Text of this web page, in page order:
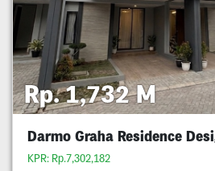
Rp. 1,732 M
Darmo Graha Residence
KPR: Rp.7,302,182